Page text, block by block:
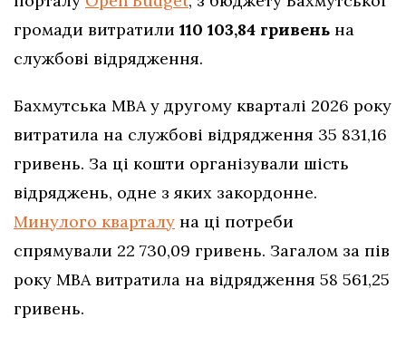
громади витратили 110 103,84 гривень на
службові відрядження.
Бахмутська МВА у другому кварталі 2026 року
витратила на службові відрядження 35 831,16
гривень. За ці кошти організували шість
відряджень, одне з яких закордонне.
Минулого кварталу на ці потреби
спрямували 22 730,09 гривень. Загалом за пів
року МВА витратила на відрядження 58 561,25
гривень.